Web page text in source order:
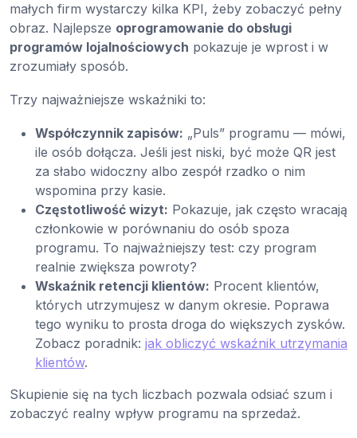
małych firm wystarczy kilka KPI, żeby zobaczyć pełny
obraz. Najlepsze oprogramowanie do obsługi
programów lojalnościowych pokazuje je wprost i w
zrozumiały sposób.
Trzy najważniejsze wskaźniki to:
Współczynnik zapisów: „Puls” programu — mówi,
ile osób dołącza. Jeśli jest niski, być może QR jest
za słabo widoczny albo zespół rzadko o nim
wspomina przy kasie.
Częstotliwość wizyt: Pokazuje, jak często wracają
członkowie w porównaniu do osób spoza
programu. To najważniejszy test: czy program
realnie zwiększa powroty?
Wskaźnik retencji klientów: Procent klientów,
których utrzymujesz w danym okresie. Poprawa
tego wyniku to prosta droga do większych zysków.
Zobacz poradnik: jak obliczyć wskaźnik utrzymania
klientów.
Skupienie się na tych liczbach pozwala odsiać szum i
zobaczyć realny wpływ programu na sprzedaż.